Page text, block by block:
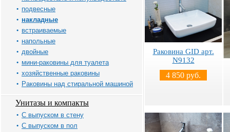
подвесные
накладные
встраиваемые
напольные
двойные
мини-раковины для туалета
хозяйственные раковины
Раковины над стиральной машиной
Унитазы и компакты
С выпуском в стену
С выпуском в пол
Раковина GID арт.
N9132
4 850 руб.